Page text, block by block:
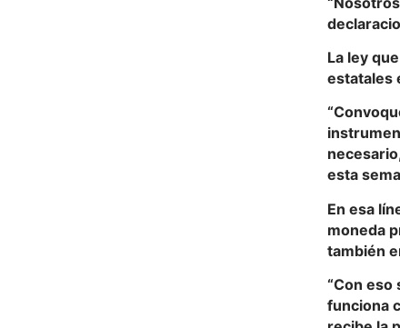
La ley
estatales
esta
En esa
moneda
también
“Con eso
funciona